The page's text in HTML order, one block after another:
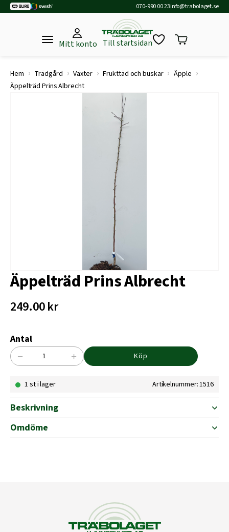
070-990 00 23info@trabolaget.se
Mitt konto Till startsidan
Hem › Trädgård › Växter › Frukttäd och buskar › Äpple ›
Äppelträd Prins Albrecht
Äppelträd Prins Albrecht
249.00kr
Antal
Äppelträd
Albrecht
− + Köp
1 st i lager Artikelnummer: 1516
Beskrivning
Omdöme